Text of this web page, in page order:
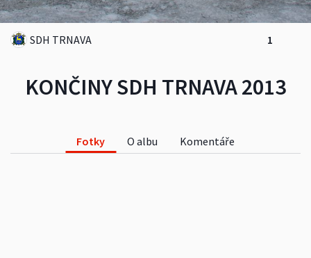
KONČINY SDH TRNAVA 2013
SDH TRNAVA 1
Fotky O albu Komentáře